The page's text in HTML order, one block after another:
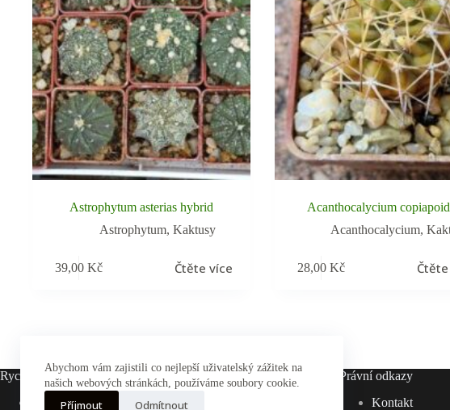
Abychom vám zajistili co nejlepší uživatelský zážitek na
našich webových stránkách, používáme soubory cookie.
Příjmout Odmítnout
Astrophytum asterias hybrid
Astrophytum, Kaktusy
39,00 Kč Čtěte více
Acanthocalycium
Acanthocalycium,
28,00 Kč
Rychlé odkazy
Hlavní stránka
Právní odkazy
Kontakt